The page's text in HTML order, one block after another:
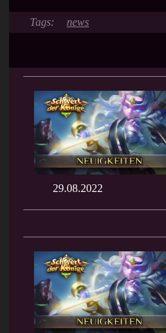
news
29.08.2022